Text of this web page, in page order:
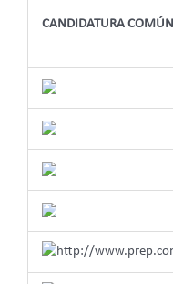
CANDIDATURA COMÚN